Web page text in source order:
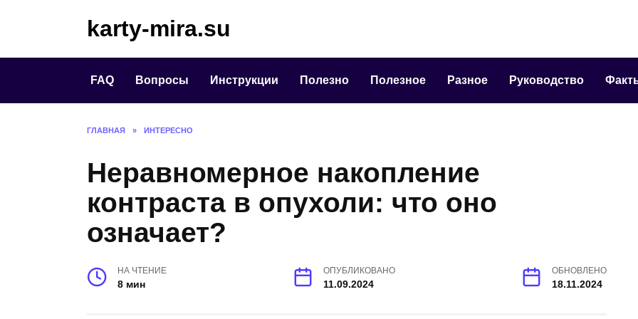
karty-mira.su
FAQ Вопросы Инструкции Полезно Полезное Разное Руководство
ГЛАВНАЯ » ИНТЕРЕСНО
Неравномерное накопление
контраста в опухоли: что оно
означает?
НА ЧТЕНИЕ
8 мин
ОПУБЛИКОВАНО
11.09.2024
ОБНОВЛЕНО
18.11.2024